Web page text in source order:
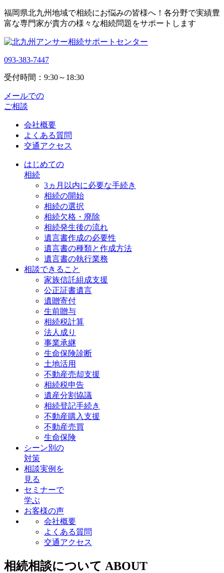
福岡県北九州地域で相続にお悩みの皆様へ！各分野で実績豊
富な専門家が貴方の様々な相続問題をサポートします
093-383-7447
受付時間：9:30～18:30
メールでの
ご相談
会社概要
よくある質問
交通アクセス
はじめての
相続
3ヵ月以内に必要な手続き
相続の開始
相続の選択
相続欠格・廃除
相続発生後の流れ
遺言書作成の必要性
遺言書の種類と作成方法
遺言書の執行業務
相談できること
家族信託組成支援
公正証書遺言
遺贈寄付
生前贈与
相続税計算
法人成り
事業承継
生命保険診断
土地活用
不動産売却支援
相続税申告
遺産分割協議
相続登記手続き
不動産購入支援
不動産売買
生命保険
シーン別の
対策
相談実例を
見る
セミナーで
学ぶ
お客様の声
会社概要
よくある質問
交通アクセス
相続相談について ABOUT